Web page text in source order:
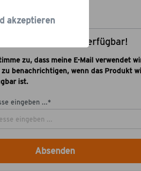
mich, wenn verfügbar!
zu, dass meine E-Mail verwendet
zu benachrichtigen, wenn das Produkt
ist.
eingeben ...*
Absenden
akzeptieren